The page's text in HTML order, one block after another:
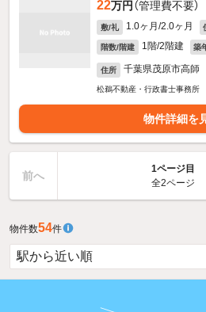
22万円 （管理費不要）
敷/礼 1.0ヶ月/2.0ヶ月
階数/階建 1階/2階建 築
住所 千葉県茂原市高師
松鵜不動産・行政書士事務所
物件詳細を
前へ
1ページ目
全2ページ
物件数54件